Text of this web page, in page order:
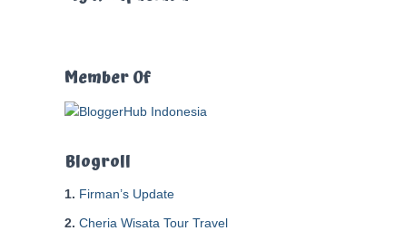
k
:Member Of
Blogroll
1. Firman’s Update
2. Cheria Wisata Tour Travel